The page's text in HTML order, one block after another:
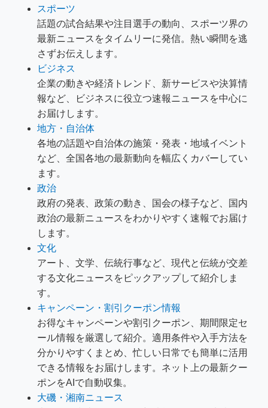
スポーツ
話題の試合結果や注目選手の動向、スポーツ界の
最新ニュースをタイムリーに発信。熱い瞬間を逃
さずお伝えします。
ビジネス
企業の動きや経済トレンド、新サービスや決算情
報など、ビジネスに役立つ速報ニュースを中心に
お届けします。
地方・自治体
各地の話題や自治体の施策・発表・地域イベント
など、全国各地の最新動向を幅広くカバーしてい
ます。
政治
政府の発表、政策の動き、国会の様子など、国内
政治の最新ニュースをわかりやすく速報でお届け
します。
文化
アート、文学、伝統行事など、現代と伝統が交差
する文化ニュースをピックアップして紹介しま
す。
キャンペーン・割引クーポン情報
お得なキャンペーンや割引クーポン、期間限定セ
ール情報を厳選して紹介。適用条件や入手方法を
分かりやすくまとめ、忙しい日常でも簡単に活用
できる情報をお届けします。ネット上の最新クー
ポンをAIで自動収集。
大磯・湘南ニュース